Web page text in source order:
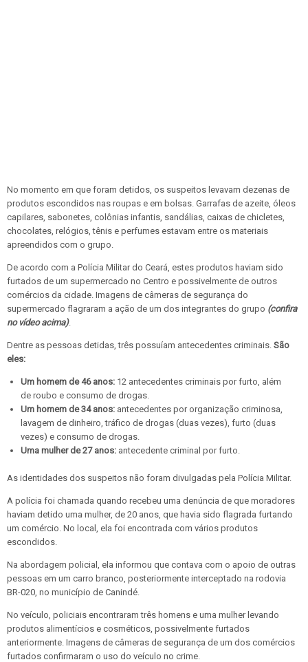
No momento em que foram detidos, os suspeitos levavam dezenas de
produtos escondidos nas roupas e em bolsas. Garrafas de azeite, óleos
capilares, sabonetes, colônias infantis, sandálias, caixas de chicletes,
chocolates, relógios, tênis e perfumes estavam entre os materiais
apreendidos com o grupo.
De acordo com a Polícia Militar do Ceará, estes produtos haviam sido
furtados de um supermercado no Centro e possivelmente de outros
comércios da cidade. Imagens de câmeras de segurança do
supermercado flagraram a ação de um dos integrantes do grupo (confira
no vídeo acima).
Dentre as pessoas detidas, três possuíam antecedentes criminais. São
eles:
Um homem de 46 anos: 12 antecedentes criminais por furto, além
de roubo e consumo de drogas.
Um homem de 34 anos: antecedentes por organização criminosa,
lavagem de dinheiro, tráfico de drogas (duas vezes), furto (duas
vezes) e consumo de drogas.
Uma mulher de 27 anos: antecedente criminal por furto.
As identidades dos suspeitos não foram divulgadas pela Polícia Militar.
A polícia foi chamada quando recebeu uma denúncia de que moradores
haviam detido uma mulher, de 20 anos, que havia sido flagrada furtando
um comércio. No local, ela foi encontrada com vários produtos
escondidos.
Na abordagem policial, ela informou que contava com o apoio de outras
pessoas em um carro branco, posteriormente interceptado na rodovia
BR-020, no município de Canindé.
No veículo, policiais encontraram três homens e uma mulher levando
produtos alimentícios e cosméticos, possivelmente furtados
anteriormente. Imagens de câmeras de segurança de um dos comércios
furtados confirmaram o uso do veículo no crime.